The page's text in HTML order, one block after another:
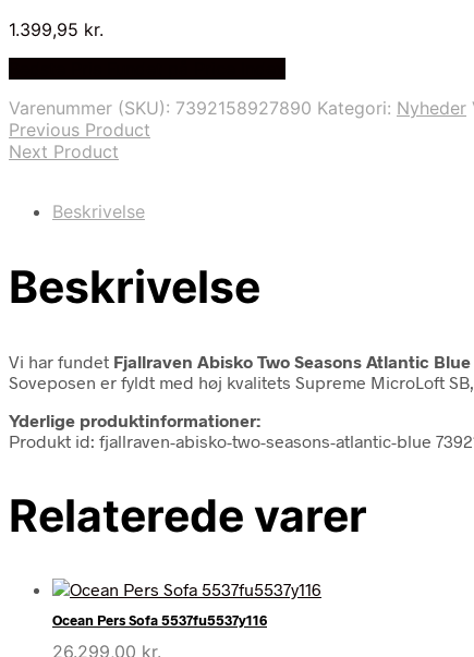
1.399,95 kr.
Varenummer (SKU): 7392158927890 Kategori: Nyheder
Previous Product
Next Product
Beskrivelse
Beskrivelse
Vi har fundet Fjallraven Abisko Two Seasons Atlantic Blue
Soveposen er fyldt med høj kvalitets Supreme MicroLoft
Yderlige produktinformationer:
Produkt id: fjallraven-abisko-two-seasons-atlantic-blue
Relaterede varer
Ocean Pers Sofa 5537fu5537y116
26.299,00 kr.